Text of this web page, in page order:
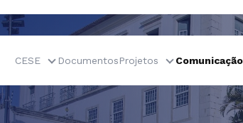
CESE DocumentosProjetos Comunicação